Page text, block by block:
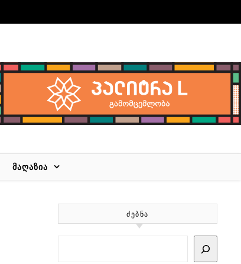
ᲛᲐᲦᲐᲖᲘᲐ
ᲫᲔᲑᲜᲐ